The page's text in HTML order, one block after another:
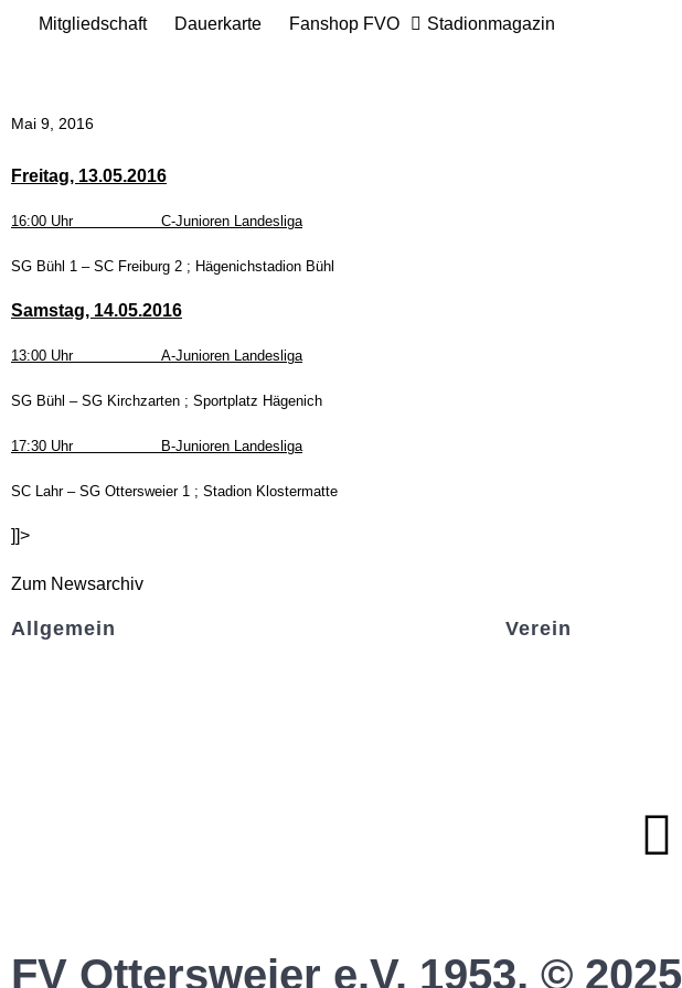
Mitgliedschaft Dauerkarte Fanshop FVO Stadionmagazin
Mai 9, 2016
Freitag, 13.05.2016
16:00 Uhr C-Junioren Landesliga
SG Bühl 1 – SC Freiburg 2 ; Hägenichstadion Bühl
Samstag, 14.05.2016
13:00 Uhr A-Junioren Landesliga
SG Bühl – SG Kirchzarten ; Sportplatz Hägenich
17:30 Uhr B-Junioren Landesliga
SC Lahr – SG Ottersweier 1 ; Stadion Klostermatte
]]>
Zum Newsarchiv
Allgemein Verein
FV Ottersweier e.V. 1953, © 2025